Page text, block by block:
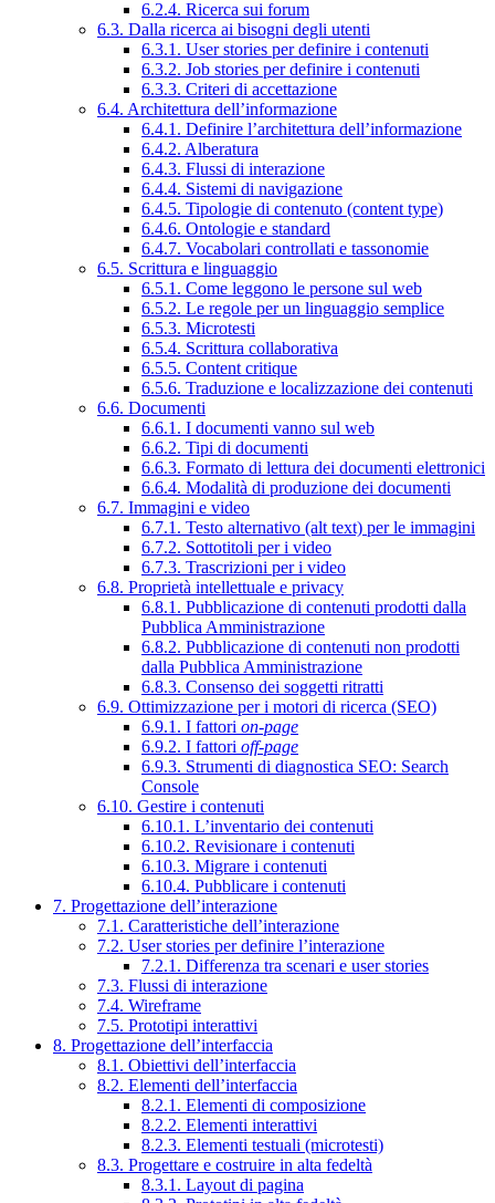
6.2.4. Ricerca sui forum
6.3. Dalla ricerca ai bisogni degli utenti
6.3.1. User stories per definire i contenuti
6.3.2. Job stories per definire i contenuti
6.3.3. Criteri di accettazione
6.4. Architettura dell’informazione
6.4.1. Definire l’architettura dell’informazione
6.4.2. Alberatura
6.4.3. Flussi di interazione
6.4.4. Sistemi di navigazione
6.4.5. Tipologie di contenuto (content type)
6.4.6. Ontologie e standard
6.4.7. Vocabolari controllati e tassonomie
6.5. Scrittura e linguaggio
6.5.1. Come leggono le persone sul web
6.5.2. Le regole per un linguaggio semplice
6.5.3. Microtesti
6.5.4. Scrittura collaborativa
6.5.5. Content critique
6.5.6. Traduzione e localizzazione dei contenuti
6.6. Documenti
6.6.1. I documenti vanno sul web
6.6.2. Tipi di documenti
6.6.3. Formato di lettura dei documenti elettronici
6.6.4. Modalità di produzione dei documenti
6.7. Immagini e video
6.7.1. Testo alternativo (alt text) per le immagini
6.7.2. Sottotitoli per i video
6.7.3. Trascrizioni per i video
6.8. Proprietà intellettuale e privacy
6.8.1. Pubblicazione di contenuti prodotti dalla
Pubblica Amministrazione
6.8.2. Pubblicazione di contenuti non prodotti
dalla Pubblica Amministrazione
6.8.3. Consenso dei soggetti ritratti
6.9. Ottimizzazione per i motori di ricerca (SEO)
6.9.1. I fattori on-page
6.9.2. I fattori off-page
6.9.3. Strumenti di diagnostica SEO: Search
Console
6.10. Gestire i contenuti
6.10.1. L’inventario dei contenuti
6.10.2. Revisionare i contenuti
6.10.3. Migrare i contenuti
6.10.4. Pubblicare i contenuti
7. Progettazione dell’interazione
7.1. Caratteristiche dell’interazione
7.2. User stories per definire l’interazione
7.2.1. Differenza tra scenari e user stories
7.3. Flussi di interazione
7.4. Wireframe
7.5. Prototipi interattivi
8. Progettazione dell’interfaccia
8.1. Obiettivi dell’interfaccia
8.2. Elementi dell’interfaccia
8.2.1. Elementi di composizione
8.2.2. Elementi interattivi
8.2.3. Elementi testuali (microtesti)
8.3. Progettare e costruire in alta fedeltà
8.3.1. Layout di pagina